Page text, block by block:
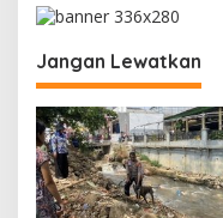
a
s
i
p
o
s
Jangan Lewatkan